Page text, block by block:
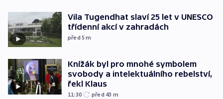
Vila Tugendhat slaví 25 let v UNESCO
třídenní akcí v zahradách
před 5m
Knížák byl pro mnohé symbolem
svobody a intelektuálního rebelství,
řekl Klaus
11:30 před 43 m